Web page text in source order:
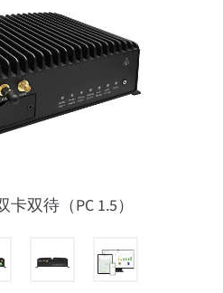
卡双待（PC 1.5）